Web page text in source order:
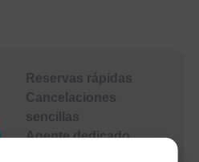
Reservas rápidas
Cancelaciones
sencillas
Agente dedicado